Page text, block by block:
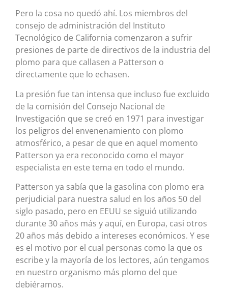
Pero la cosa no quedó ahí. Los miembros del
consejo de administración del Instituto
Tecnológico de California comenzaron a sufrir
presiones de parte de directivos de la industria del
plomo para que callasen a Patterson o
directamente que lo echasen.
La presión fue tan intensa que incluso fue excluido
de la comisión del Consejo Nacional de
Investigación que se creó en 1971 para investigar
los peligros del envenenamiento con plomo
atmosférico, a pesar de que en aquel momento
Patterson ya era reconocido como el mayor
especialista en este tema en todo el mundo.
Patterson ya sabía que la gasolina con plomo era
perjudicial para nuestra salud en los años 50 del
siglo pasado, pero en EEUU se siguió utilizando
durante 30 años más y aquí, en Europa, casi otros
20 años más debido a intereses económicos. Y ese
es el motivo por el cual personas como la que os
escribe y la mayoría de los lectores, aún tengamos
en nuestro organismo más plomo del que
debiéramos.